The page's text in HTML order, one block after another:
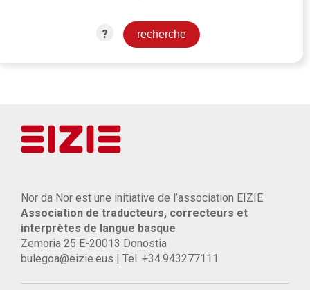
?
Nor da Nor est une initiative de l’association EIZIE
Association de traducteurs, correcteurs et
interprètes de langue basque
Zemoria 25 E-20013 Donostia
bulegoa@eizie.eus | Tel. +34.943277111